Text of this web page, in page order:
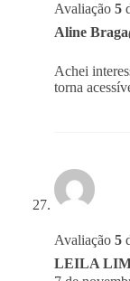
Avaliação 5
Aline Braga
Achei
torna
Avaliação 5
LEILA